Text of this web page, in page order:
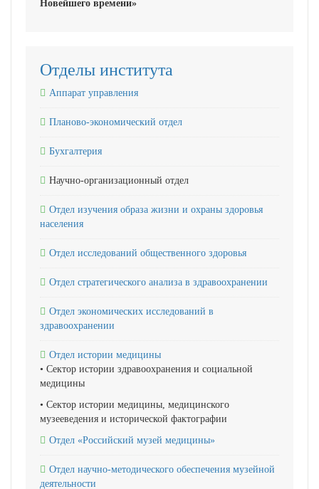
Новейшего времени»
Отделы института
Аппарат управления
Планово-экономический отдел
Бухгалтерия
Научно-организационный отдел
Отдел изучения образа жизни и охраны здоровья
населения
Отдел исследований общественного здоровья
Отдел стратегического анализа в здравоохранении
Отдел экономических исследований в
здравоохранении
Отдел истории медицины
• Сектор истории здравоохранения и социальной
медицины
• Сектор истории медицины, медицинского
музееведения и исторической фактографии
Отдел «Российский музей медицины»
Отдел научно-методического обеспечения музейной
деятельности